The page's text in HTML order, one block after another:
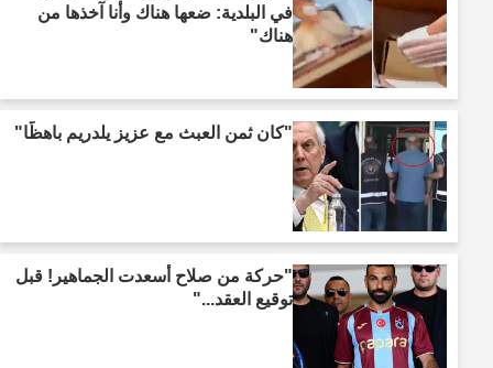
في البلدية: ضعها هناك وأنا آخذها من
هناك"
"كان ثمن العبث مع عزيز يلدريم باهظًا"
"حركة من صلاح أسعدت الجماهير! قبل
توقيع العقد..."